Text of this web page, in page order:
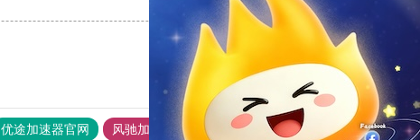
支持
优途加速器官网 风驰加速器 旋风加速器